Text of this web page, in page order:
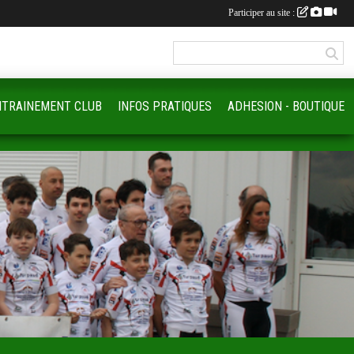
CLUB INFOS PRATIQUES ADHESION - BOUTIQUE
Participer au site :